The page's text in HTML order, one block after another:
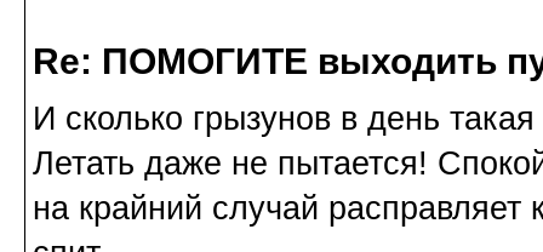
Re: ПОМОГИТЕ выходить
И сколько грызунов в день
Летать даже не пытается!
на крайний случай